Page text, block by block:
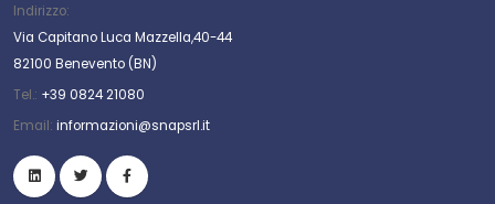
Indirizzo:
Via Capitano Luca Mazzella,40-44
82100 Benevento (BN)
Tel.: +39 0824 21080
Email: informazioni@snapsrl.it